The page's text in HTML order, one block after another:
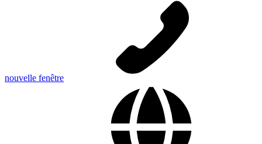
nouvelle fenêtre